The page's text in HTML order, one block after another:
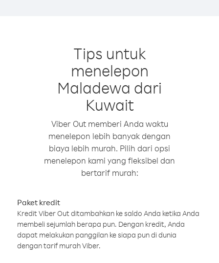
Tips untuk
menelepon
Maladewa dari
Kuwait
Viber Out memberi Anda waktu
menelepon lebih banyak dengan
biaya lebih murah. Pilih dari opsi
menelepon kami yang fleksibel dan
bertarif murah:
Paket kredit
Kredit Viber Out ditambahkan ke saldo Anda ketika Anda
membeli sejumlah berapa pun. Dengan kredit, Anda
dapat melakukan panggilan ke siapa pun di dunia
dengan tarif murah Viber.